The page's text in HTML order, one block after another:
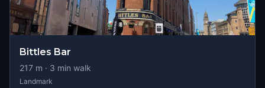
Bittles Bar
217 m · 3 min walk
Landmark